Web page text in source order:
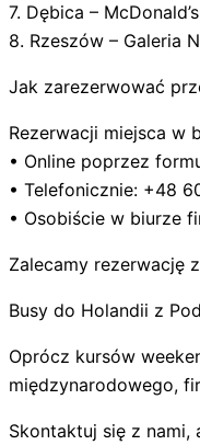
7. Dębica –
8. Rzeszów – Galeria
Jak zarezerwować
Rezerwacji miejsca w
• Online poprzez
• Telefonicznie: +48
• Osobiście w biurze
Zalecamy rezerwację
Busy do Holandii z
Oprócz kursów
międzynarodowego,
Skontaktuj się z